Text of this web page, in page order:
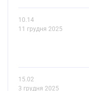
10.14
11 грудня 2025
15.02
3 грудня 2025